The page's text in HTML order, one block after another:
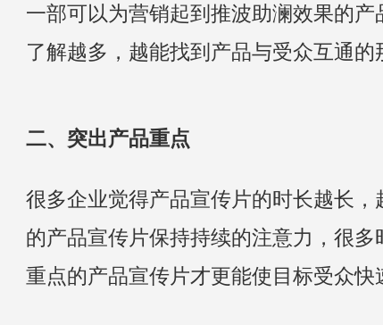
一部可以为营销起到推波助澜效果的
了解越多，越能找到产品与受众互通的
二、突出产品重点
很多企业觉得产品宣传片的时长越长
的产品宣传片保持持续的注意力，很
重点的产品宣传片才更能使目标受众快